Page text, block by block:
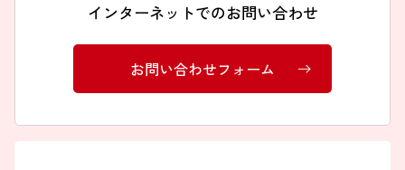
インターネットでのお問い合わせ
お問い合わせフォーム